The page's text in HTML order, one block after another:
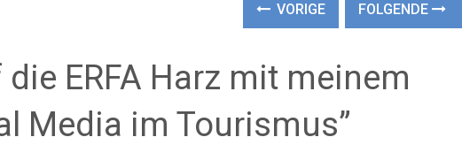
VORIGE FOLGENDE
ERFA Harz mit meinem
Media im Tourismus”